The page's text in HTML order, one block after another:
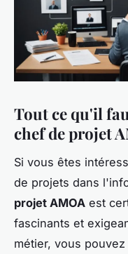
Tout ce qu'il
chef de projet
Si vous êtes
de projets dans
projet AMOA est
fascinants et
métier, vous